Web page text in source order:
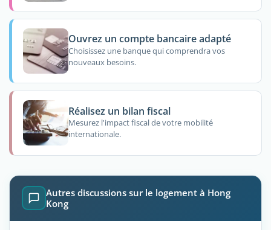
Ouvrez un compte bancaire adapté
Choisissez une banque qui comprendra vos
nouveaux besoins.
Réalisez un bilan fiscal
Mesurez l'impact fiscal de votre mobilité
internationale.
Autres discussions sur le logement à Hong
Kong